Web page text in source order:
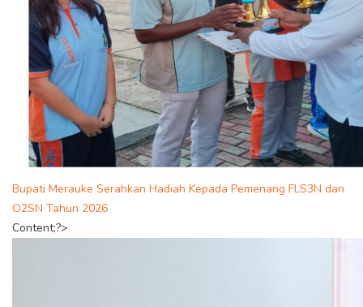
Bupati Merauke Serahkan Hadiah Kepada Pemenang FLS3N dan
O2SN Tahun 2026
Content;?>